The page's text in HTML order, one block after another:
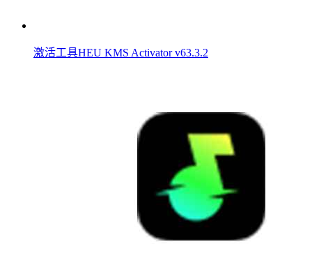
激活工具HEU KMS Activator v63.3.2